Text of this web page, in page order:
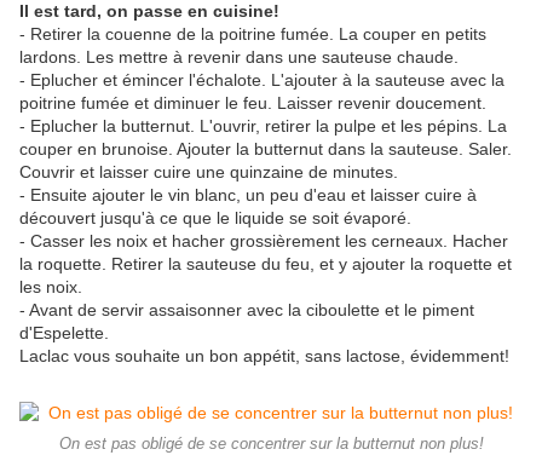
Il est tard, on passe en cuisine!
- Retirer la couenne de la poitrine fumée. La couper en petits
lardons. Les mettre à revenir dans une sauteuse chaude.
- Eplucher et émincer l'échalote. L'ajouter à la sauteuse avec la
poitrine fumée et diminuer le feu. Laisser revenir doucement.
- Eplucher la butternut. L'ouvrir, retirer la pulpe et les pépins. La
couper en brunoise. Ajouter la butternut dans la sauteuse. Saler.
Couvrir et laisser cuire une quinzaine de minutes.
- Ensuite ajouter le vin blanc, un peu d'eau et laisser cuire à
découvert jusqu'à ce que le liquide se soit évaporé.
- Casser les noix et hacher grossièrement les cerneaux. Hacher
la roquette. Retirer la sauteuse du feu, et y ajouter la roquette et
les noix.
- Avant de servir assaisonner avec la ciboulette et le piment
d'Espelette.
Laclac vous souhaite un bon appétit, sans lactose, évidemment!
On est pas obligé de se concentrer sur la butternut non plus!